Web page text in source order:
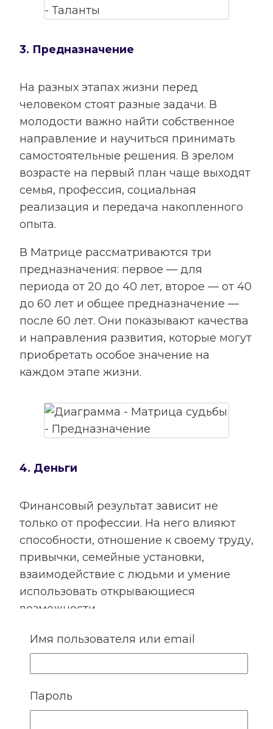
3. Предназначение
На разных этапах жизни перед
человеком стоят разные задачи. В
молодости важно найти собственное
направление и научиться принимать
самостоятельные решения. В зрелом
возрасте на первый план чаще выходят
семья, профессия, социальная
реализация и передача накопленного
опыта.
В Матрице рассматриваются три
предназначения: первое — для
периода от 20 до 40 лет, второе — от 40
до 60 лет и общее предназначение —
после 60 лет. Они показывают качества
и направления развития, которые могут
приобретать особое значение на
каждом этапе жизни.
4. Деньги
Финансовый результат зависит не
только от профессии. На него влияют
способности, отношение к своему труду,
привычки, семейные установки,
взаимодействие с людьми и умение
использовать открывающиеся
возможности.
Расшифровка категории «Деньги»
показывает подходящие направления
деятельности, качества, необходимые
для успеха, возможные причины
лишних расходов, внутренние
Имя пользователя или email
Пароль